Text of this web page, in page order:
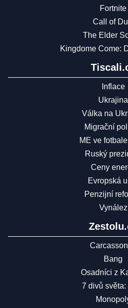
Fortnite
Call of
The Elder
Kingdome Come:
Inflace
Ukrajina
Válka na
Migrační
ME ve
Ruský
Ceny
Evropská
Penzijní
Vynález
Bang
Osadníci z
7 divů světa: